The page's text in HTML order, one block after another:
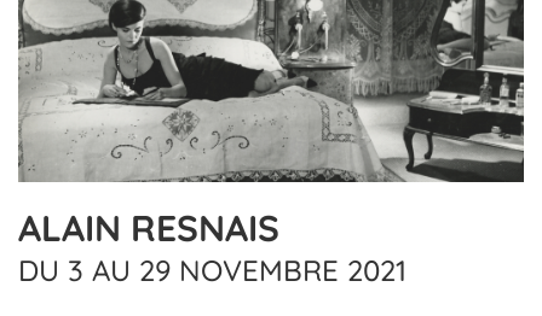
ALAIN RESNAIS
DU 3 AU 29 NOVEMBRE 2021